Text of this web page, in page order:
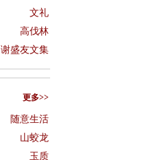
文礼
高伐林
谢盛友文集
更多>>
随意生活
山蛟龙
玉质